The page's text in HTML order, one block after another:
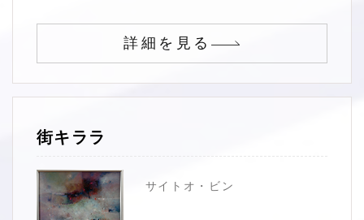
詳細を見る
街キララ
サイトオ・ビン